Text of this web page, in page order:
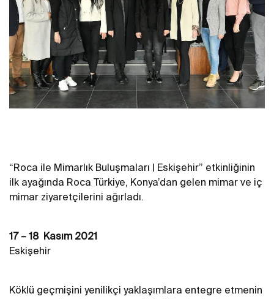
“Roca ile Mimarlık Buluşmaları | Eskişehir” etkinliğinin
ilk ayağında Roca Türkiye, Konya’dan gelen mimar ve iç
mimar ziyaretçilerini ağırladı.
17 – 18 Kasım 2021
Eskişehir
Köklü geçmişini yenilikçi yaklaşımlara entegre etmenin